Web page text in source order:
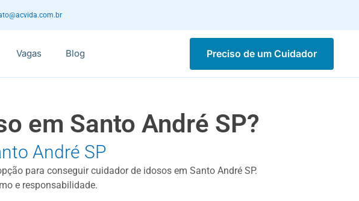
Vagas Blog Preciso de um Cuidador
em Santo André SP?
André SP
para conseguir cuidador de idosos em Santo André SP.
e responsabilidade.